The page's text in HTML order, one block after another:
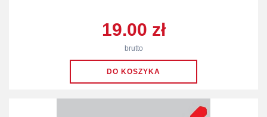
19.00 zł
brutto